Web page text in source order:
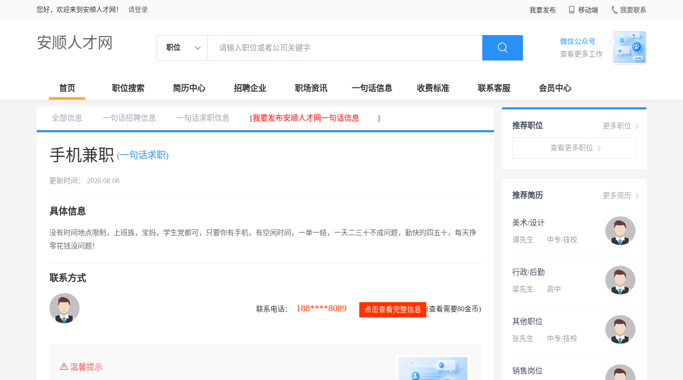
您好，欢迎来到安顺人才网！ 请登录 我要发布 移动端 我要联系
安顺人才网 职位
微信公众号
查看更多工作
首页 职位搜索 简历中心 招聘企业 职场资讯 一句话信息 收费标准 联系客服 会员中心
全部信息 一句话招聘信息 一句话求职信息 [我要发布安顺人才网一句话信息 ]
手机兼职 (一句话求职)
更新时间： 2026.08.08
具体信息
没有时间地点限制，上班族，宝妈，学生党都可，只要你有手机，有空闲时间，一单一结，一天二三十不成问题，勤快的四五十，每天挣
零花钱没问题！
联系方式
联系电话： 188****8089 点击查看完整信息 (查看需要80金币)
温馨提示
更多职位
推荐职位
查看更多职位
更多简历
推荐简历
美术/设计
谭先生 · 中专/技校
行政/后勤
梁先生 · 高中
其他职位
张先生 · 中专/技校
销售岗位